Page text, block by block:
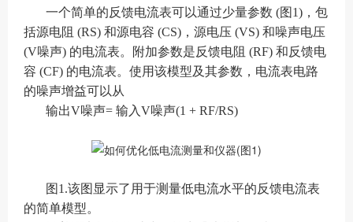
一个简单的反馈电流表可以通过少量参数 (图1)，包
括源电阻 (RS) 和源电容 (CS)，源电压 (VS) 和噪声电压
(V噪声) 的电流表。附加参数是反馈电阻 (RF) 和反馈电
容 (CF) 的电流表。使用该模型及其参数，电流表电路
的噪声增益可以从
输出V噪声= 输入V噪声(1 + RF/RS)
图1.该图显示了用于测量低电流水平的反馈电流表
的简单模型。